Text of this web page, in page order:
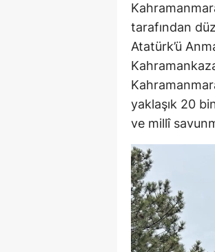
tarafından
Atatürk’ü
yaklaşık 20
ve millî